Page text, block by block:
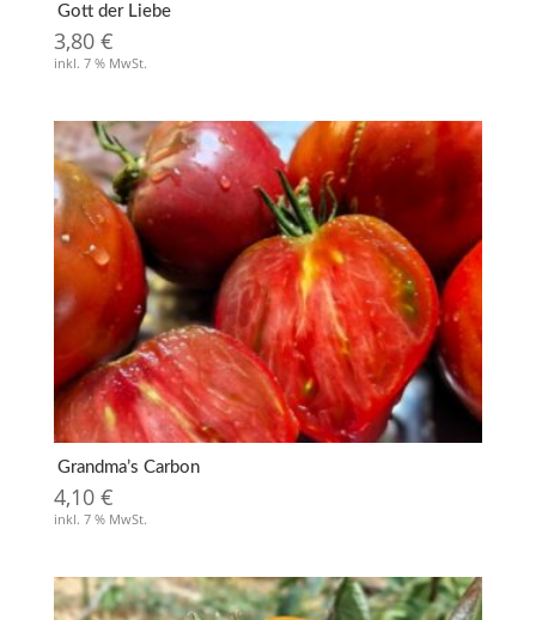
Gott der Liebe
3,80 €
inkl. 7 % MwSt.
Grandma’s Carbon
4,10 €
inkl. 7 % MwSt.